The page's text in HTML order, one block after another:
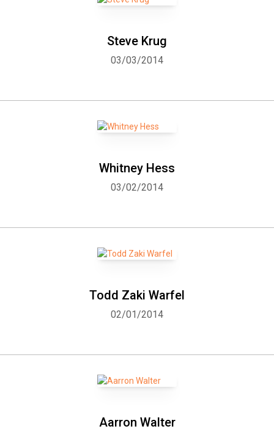
Steve Krug
03/03/2014
Whitney Hess
03/02/2014
Todd Zaki Warfel
02/01/2014
Aarron Walter